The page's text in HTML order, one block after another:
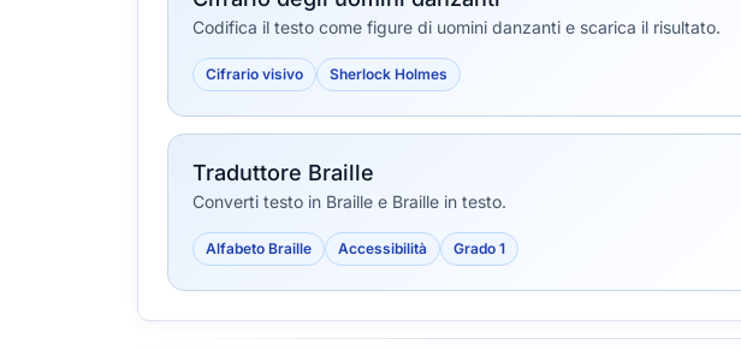
Codifica il testo come figure di uomini danzanti e scarica il risultato.
Cifrario visivo Sherlock Holmes
Traduttore Braille
Converti testo in Braille e Braille in testo.
Alfabeto Braille Accessibilità Grado 1